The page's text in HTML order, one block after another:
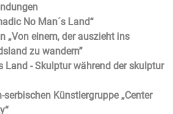
No Man´s Land“
„Von einem, der auszieht ins
zu wandern”
Land - Skulptur während der skulptur
Künstlergruppe „Center